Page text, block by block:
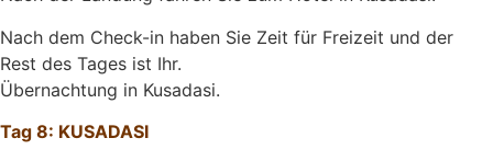
Nach dem Check-in haben Sie Zeit für Freizeit und der
Rest des Tages ist Ihr.
Übernachtung in Kusadasi.
Tag 8: KUSADASI